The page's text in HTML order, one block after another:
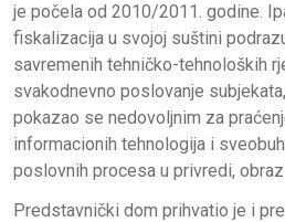
je počela od 2010/2011. godine.
fiskalizacija u svojoj suštini
savremenih tehničko-tehnoloških
svakodnevno poslovanje
pokazao se nedovoljnim za
informacionih tehnologija i
poslovnih procesa u privredi,
Predstavnički dom prihvatio je i